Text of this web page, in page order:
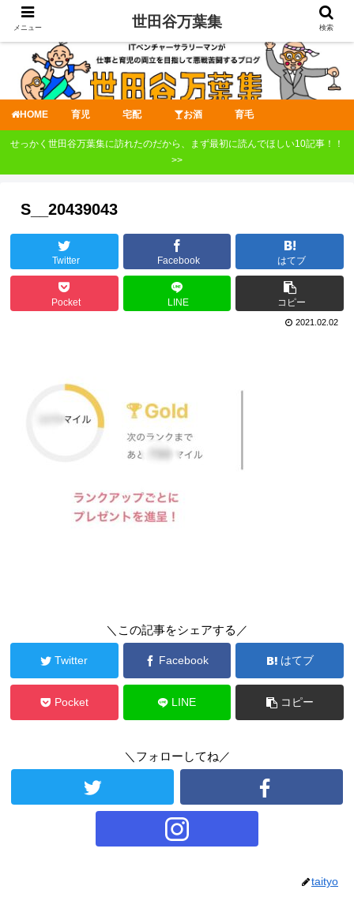
HOME 育児 宅配 お酒 育毛
せっかく世田谷万葉集に訪れたのだから、まず最初に読んでほしい10記事！！
>>
S__20439043
Twitter Facebook はてブ
Pocket LINE コピー
2021.02.02
＼この記事をシェアする／
Twitter Facebook はてブ
Pocket LINE コピー
＼フォローしてね／
taityo
メニュー 世田谷万葉集 検索